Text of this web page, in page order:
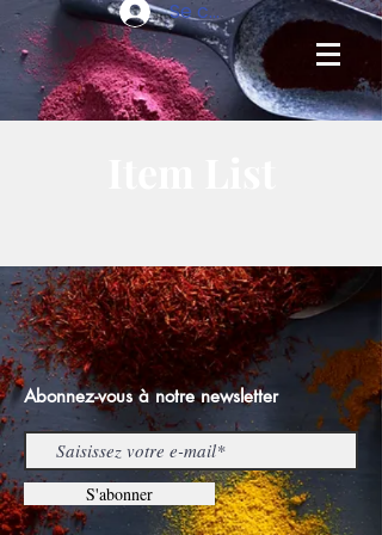
Se connecter
Abonnez-vous à notre newsletter
S'abonner